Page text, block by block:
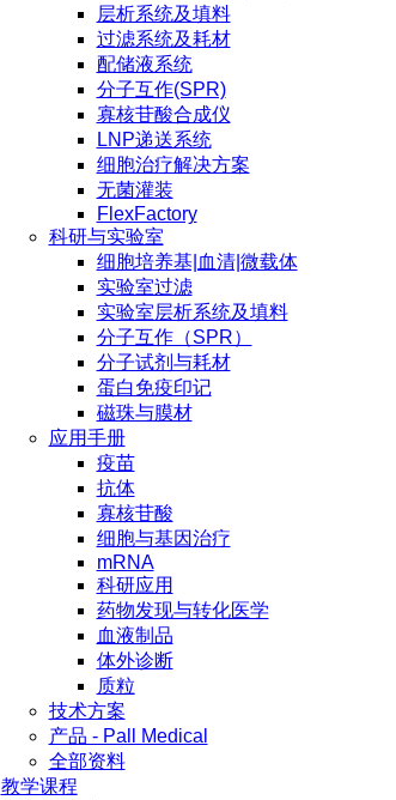
层析系统及填料
过滤系统及耗材
配储液系统
分子互作(SPR)
寡核苷酸合成仪
LNP递送系统
细胞治疗解决方案
无菌灌装
FlexFactory
科研与实验室
细胞培养基|血清|微载体
实验室过滤
实验室层析系统及填料
分子互作（SPR）
分子试剂与耗材
蛋白免疫印记
磁珠与膜材
应用手册
疫苗
抗体
寡核苷酸
细胞与基因治疗
mRNA
科研应用
药物发现与转化医学
血液制品
体外诊断
质粒
技术方案
产品 - Pall Medical
全部资料
教学课程